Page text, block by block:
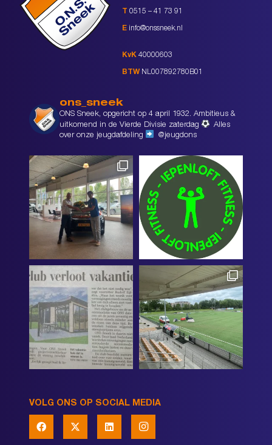
T 0515 – 41 73 91
E info@onssneek.nl
KvK 40000603
BTW NL007892780B01
ons_sneek
ONS Sneek, opgericht op 4 april 1932. Ambitieus &
uitkomend in de Vierde Divisie zaterdag
Alles
over onze jeugdafdeling
@jeugdons
VOLG ONS OP SOCIAL MEDIA